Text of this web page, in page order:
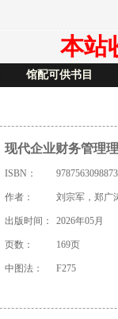
本站
馆配可供书目
现代企业财务管理
ISBN： 9787563098873
作者： 刘宗军，郑广
出版时间： 2026年05月
页数： 169页
中图法： F275